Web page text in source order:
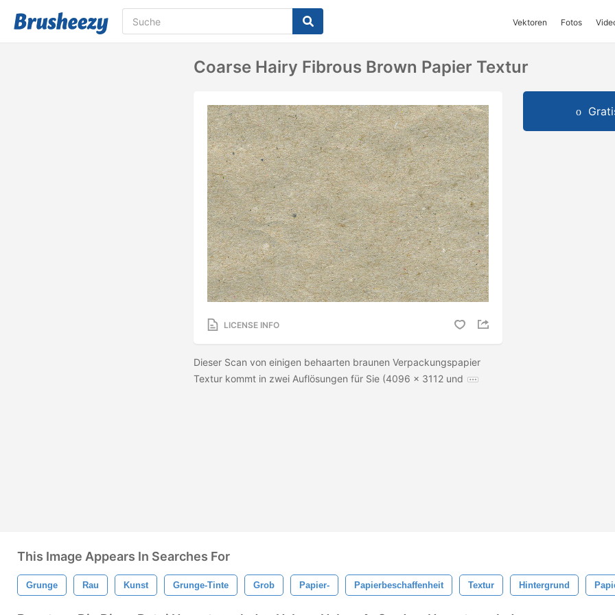
Vektoren Fotos
Coarse Hairy Fibrous Brown Papier Textur
LICENSE INFO
Dieser Scan von einigen behaarten braunen Verpackungspapier
Textur kommt in zwei Auflösungen für Sie (4096 x 3112 und
This Image Appears In Searches For
Grunge Rau Kunst Grunge-Tinte Grob Papier- Papierbeschaffenheit Textur Hintergrund